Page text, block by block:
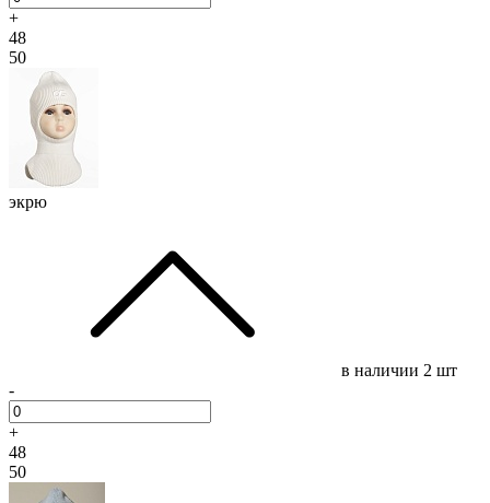
+
48
50
экрю
в наличии 2 шт
-
+
48
50